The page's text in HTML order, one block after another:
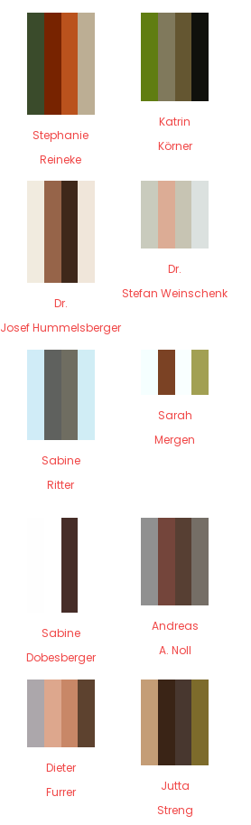
Stephanie
Reineke
Katrin
Körner
Dr.
Josef Hummelsberger
Dr.
Stefan Weinschenk
Sabine
Ritter
Sarah
Mergen
Sabine
Dobesberger
Andreas
A. Noll
Dieter
Furrer
Jutta
Streng